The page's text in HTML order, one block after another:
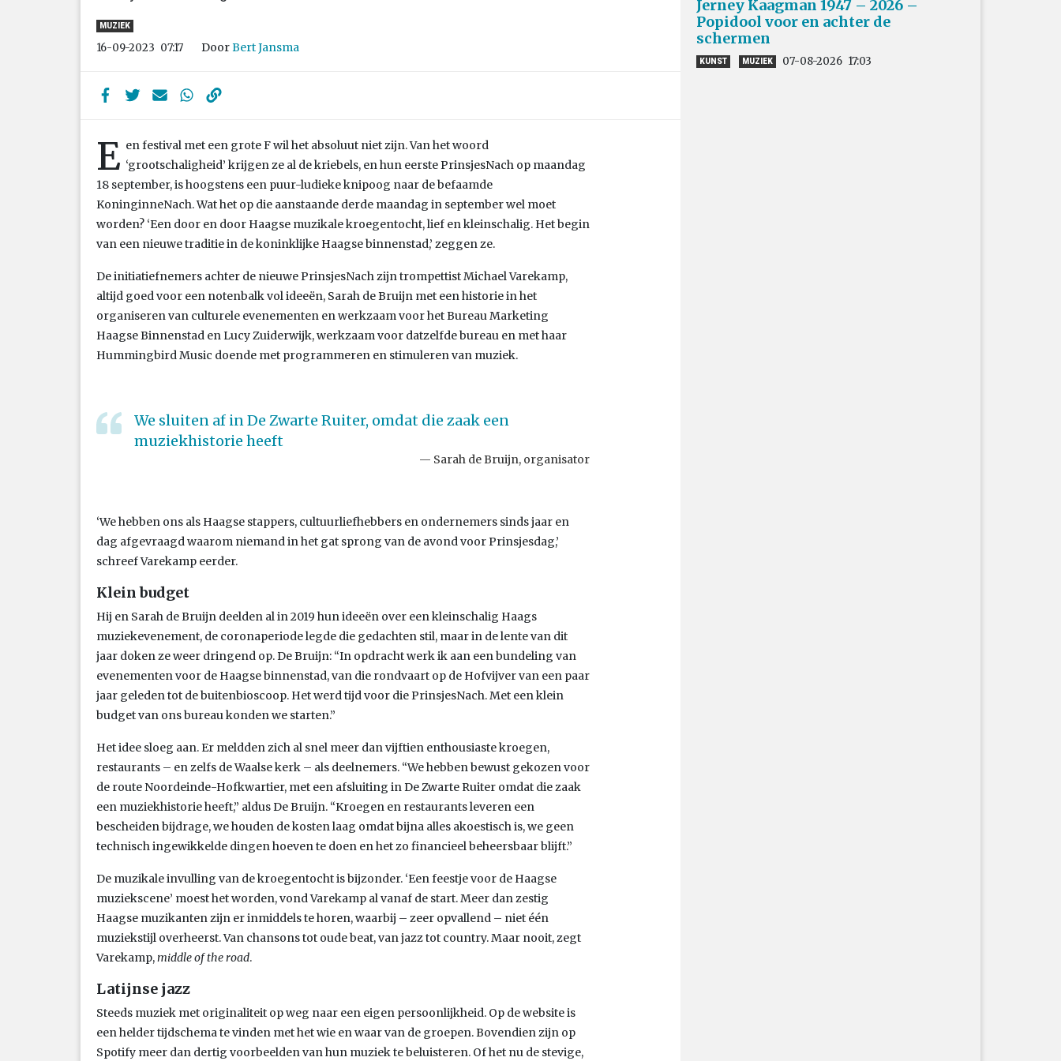
MUZIEK
16-09-2023 07:17 DoorBert Jansma
E en festival met een grote F wil het absoluut niet zijn. Van het woord
‘grootschaligheid’ krijgen ze al de kriebels, en hun eerste PrinsjesNach op maandag
18 september, is hoogstens een puur-ludieke knipoog naar de befaamde
KoninginneNach. Wat het op die aanstaande derde maandag in september wel moet
worden? ‘Een door en door Haagse muzikale kroegentocht, lief en kleinschalig. Het begin
van een nieuwe traditie in de koninklijke Haagse binnenstad,’ zeggen ze.
De initiatiefnemers achter de nieuwe PrinsjesNach zijn trompettist Michael Varekamp,
altijd goed voor een notenbalk vol ideeën, Sarah de Bruijn met een historie in het
organiseren van culturele evenementen en werkzaam voor het Bureau Marketing
Haagse Binnenstad en Lucy Zuiderwijk, werkzaam voor datzelfde bureau en met haar
Hummingbird Music doende met programmeren en stimuleren van muziek.
We sluiten af in De Zwarte Ruiter, omdat die zaak een
muziekhistorie heeft
Sarah de Bruijn, organisator
‘We hebben ons als Haagse stappers, cultuurliefhebbers en ondernemers sinds jaar en
dag afgevraagd waarom niemand in het gat sprong van de avond voor Prinsjesdag,’
schreef Varekamp eerder.
Klein budget
Hij en Sarah de Bruijn deelden al in 2019 hun ideeën over een kleinschalig Haags
muziekevenement, de coronaperiode legde die gedachten stil, maar in de lente van dit
jaar doken ze weer dringend op. De Bruijn: “In opdracht werk ik aan een bundeling van
evenementen voor de Haagse binnenstad, van die rondvaart op de Hofvijver van een paar
jaar geleden tot de buitenbioscoop. Het werd tijd voor die PrinsjesNach. Met een klein
budget van ons bureau konden we starten.”
Het idee sloeg aan. Er meldden zich al snel meer dan vijftien enthousiaste kroegen,
restaurants – en zelfs de Waalse kerk – als deelnemers. “We hebben bewust gekozen voor
de route Noordeinde-Hofkwartier, met een afsluiting in De Zwarte Ruiter omdat die zaak
een muziekhistorie heeft,” aldus De Bruijn. “Kroegen en restaurants leveren een
bescheiden bijdrage, we houden de kosten laag omdat bijna alles akoestisch is, we geen
technisch ingewikkelde dingen hoeven te doen en het zo financieel beheersbaar blijft.”
De muzikale invulling van de kroegentocht is bijzonder. ‘Een feestje voor de Haagse
muziekscene’ moest het worden, vond Varekamp al vanaf de start. Meer dan zestig
Haagse muzikanten zijn er inmiddels te horen, waarbij – zeer opvallend – niet één
muziekstijl overheerst. Van chansons tot oude beat, van jazz tot country. Maar nooit, zegt
Varekamp, middle of the road.
Latijnse jazz
Steeds muziek met originaliteit op weg naar een eigen persoonlijkheid. Op de website is
een helder tijdschema te vinden met het wie en waar van de groepen. Bovendien zijn op
Spotify meer dan dertig voorbeelden van hun muziek te beluisteren. Of het nu de stevige,
Jerney Kaagman 1947 – 2026 –
Popidool voor en achter de
schermen
KUNST MUZIEK 07-08-2026 17:03